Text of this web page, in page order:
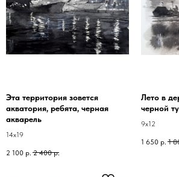
Эта территория зовется
акватория, ребята, черная
акварель
14х19
2 100 р. 2 400 р.
Лето в
черной
9х12
1 650 р. 1